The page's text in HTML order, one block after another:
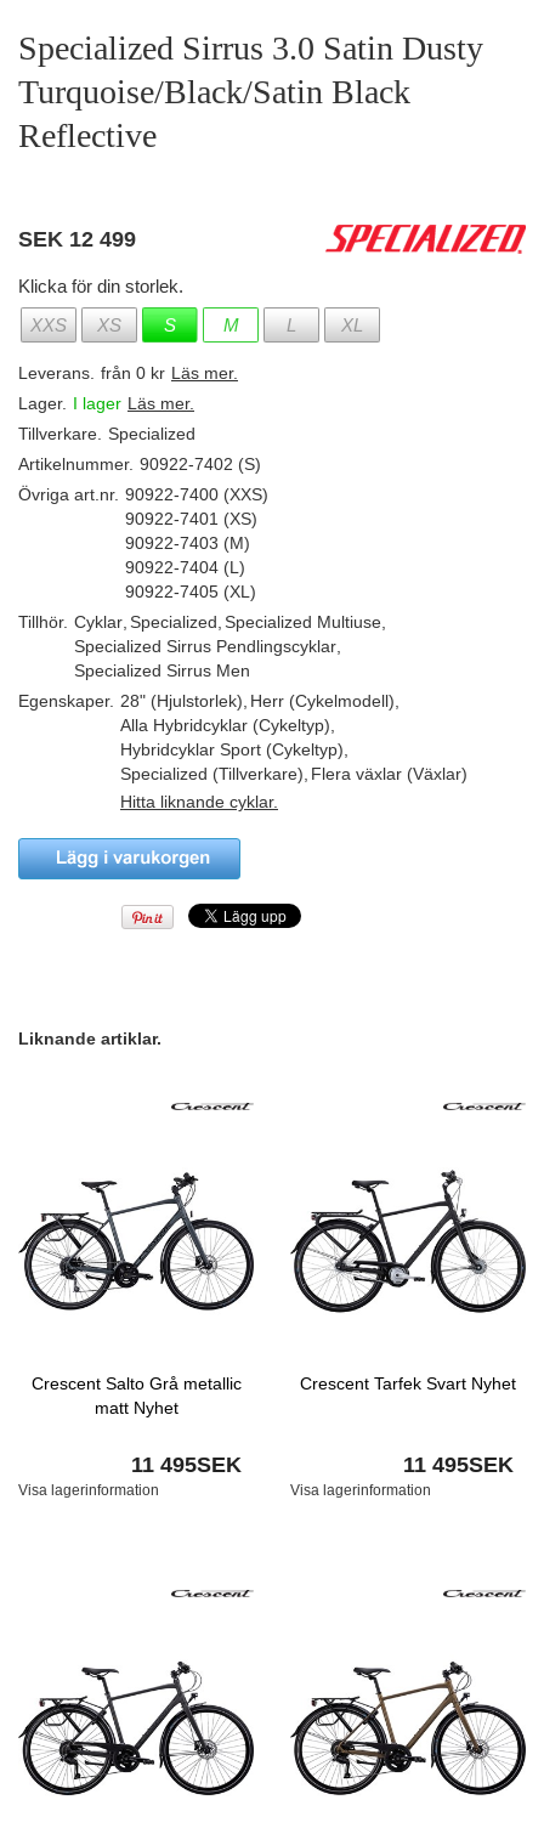
Specialized Sirrus 3.0 Satin Dusty
Turquoise/Black/Satin Black
Reflective
SEK 12 499
Klicka för din storlek.
XXS
XS S M L XL
Leverans. från 0 kr Läs mer.
Lager. I lager Läs mer.
Tillverkare. Specialized
Artikelnummer. 90922-7402 (S)
Övriga art.nr. 90922-7400 (XXS)
90922-7401 (XS)
90922-7403 (M)
90922-7404 (L)
90922-7405 (XL)
Tillhör. Cyklar Specialized Specialized Multiuse
Specialized Sirrus Pendlingscyklar
Specialized Sirrus Men
Egenskaper. 28" (Hjulstorlek) Herr (Cykelmodell)
Alla Hybridcyklar (Cykeltyp)
Hybridcyklar Sport (Cykeltyp)
Specialized (Tillverkare) Flera växlar (Växlar)
Hitta liknande cyklar.
Liknande artiklar.
Crescent Salto Grå metallic
matt Nyhet
11 495SEK
Visa lagerinformation
Crescent Tarfek Svart Nyhet
11 495SEK
Visa lagerinformation